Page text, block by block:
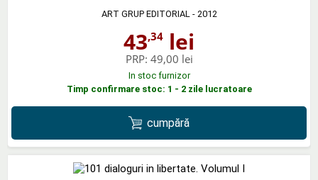
ART GRUP EDITORIAL- 2012
43,34 lei
PRP: 49,00 lei
In stoc furnizor
Timp confirmare stoc: 1 - 2 zile lucratoare
cumpără